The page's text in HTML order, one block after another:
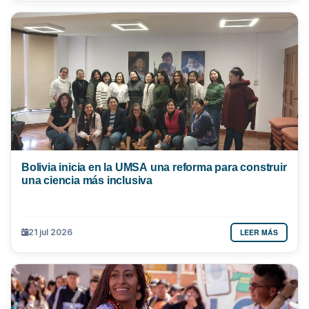
Bolivia inicia en la UMSA una reforma para construir
una ciencia más inclusiva
21 jul 2026 LEER MÁS